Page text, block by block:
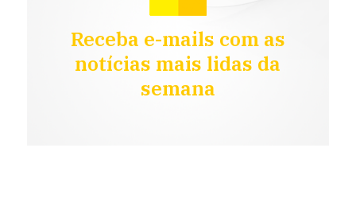
Receba e-mails com as
notícias mais lidas da
semana